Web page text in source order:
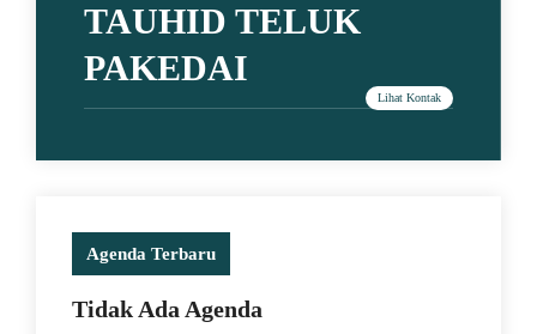
TAUHID TELUK
PAKEDAI
Agenda Terbaru
Tidak Ada Agenda